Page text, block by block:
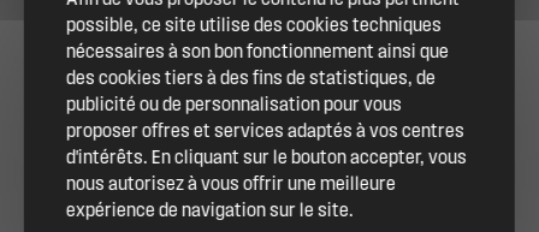
possible, ce site utilise des cookies techniques
nécessaires à son bon fonctionnement ainsi que
des cookies tiers à des fins de statistiques, de
publicité ou de personnalisation pour vous
proposer offres et services adaptés à vos centres
d'intérêts. En cliquant sur le bouton accepter, vous
nous autorisez à vous offrir une meilleure
expérience de navigation sur le site.